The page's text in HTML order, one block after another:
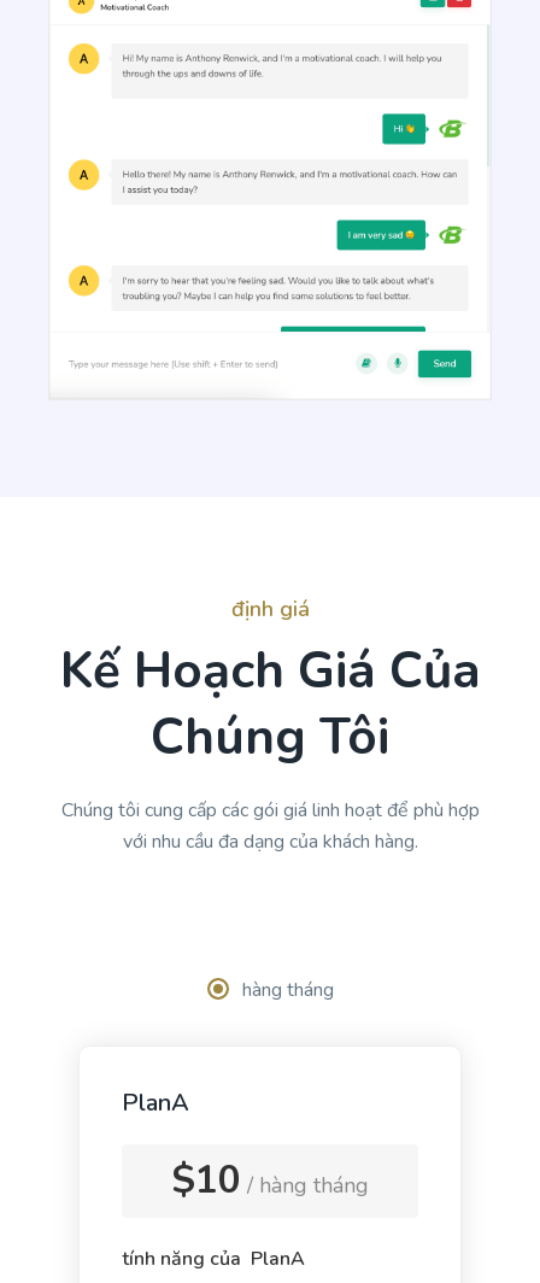
Article Outlines
Detailed article outlines that help you write better
Talking Points
Write short, simple and informative points for the
subheadings of your article
Content Rephrase
Rephrase your content in a different voice and
Facebook Ads Headlines
Write catchy and convincing headlines to make
định giá
Kế Hoạch Giá Của
Chúng Tôi
Chúng tôi cung cấp các gói giá linh hoạt để phù hợp
với nhu cầu đa dạng của khách hàng.
hàng tháng
PlanA
$10 / hàng tháng
tính năng của PlanA